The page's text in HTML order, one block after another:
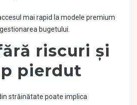
mai rapid la modele premium
bugetului.
riscuri și
pierdut
străinătate poate implica